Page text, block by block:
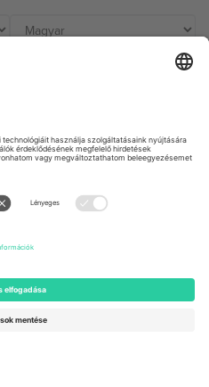
United Kingdom
167 City Road, London, Greater
Engelberg, Switzerland